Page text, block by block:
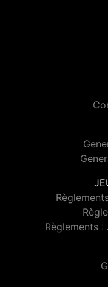
Règlements